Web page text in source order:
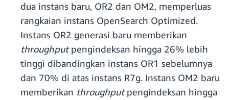
dua instans baru, OR2 dan OM2, memperluas
rangkaian instans OpenSearch Optimized.
Instans OR2 generasi baru memberikan
throughputpengindeksan hingga 26% lebih
tinggi dibandingkan instans OR1 sebelumnya
dan 70% di atas instans R7g. Instans OM2 baru
memberikan throughputpengindeksan hingga